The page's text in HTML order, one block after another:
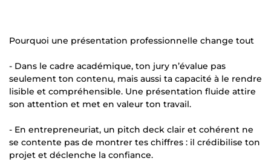
Pourquoi une présentation professionnelle change tout
- Dans le cadre académique, ton jury n’évalue pas
seulement ton contenu, mais aussi ta capacité à le rendre
lisible et compréhensible. Une présentation fluide attire
son attention et met en valeur ton travail.
- En entrepreneuriat, un pitch deck clair et cohérent ne
se contente pas de montrer tes chiffres : il crédibilise ton
projet et déclenche la confiance.